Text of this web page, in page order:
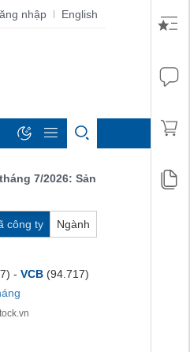
nhập | English
7/2026: Sản lượng, số lượng
công ty Ngành
- VCB (94.717)